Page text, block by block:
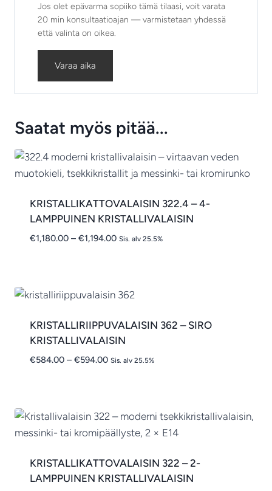
Jos olet epävarma sopiiko tämä tilaasi, voit varata
20 min konsultaatioajan — varmistetaan yhdessä
että valinta on oikea.
Varaa aika
Saatat myös pitää...
KRISTALLIKATTOVALAISIN 322.4 – 4-
LAMPPUINEN KRISTALLIVALAISIN
€1,180.00 – €1,194.00Hintaluokka:
Sis. alv 25.5%
KRISTALLIRIIPPUVALAISIN 362 – SIRO
KRISTALLIVALAISIN
€584.00 – €594.00Hintaluokka:
Sis. alv 25.5%
KRISTALLIKATTOVALAISIN 322 – 2-
LAMPPUINEN KRISTALLIVALAISIN